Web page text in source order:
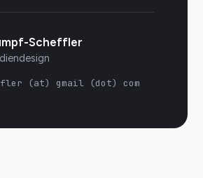
Scheffler
(at) gmail (dot) com